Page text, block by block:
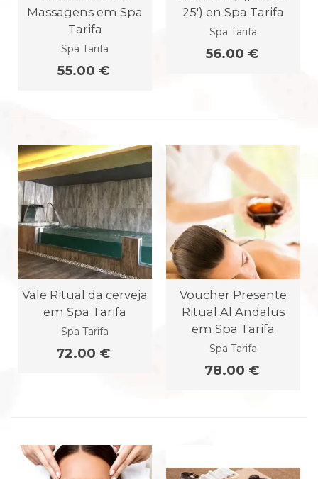
Massagens em Spa
Tarifa
Spa Tarifa
55.00 €
25') en Spa Tarifa
Spa Tarifa
56.00 €
Vale Ritual da cerveja
em Spa Tarifa
Spa Tarifa
72.00 €
Voucher Presente
Ritual Al Andalus
em Spa Tarifa
Spa Tarifa
78.00 €